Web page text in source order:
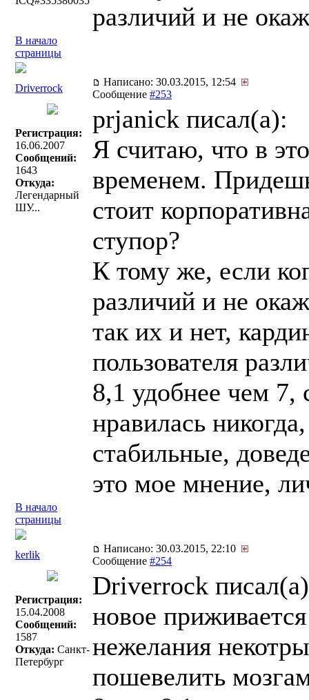
различий и не
В начало
страницы
Driverrock
Написано: 30.03.2015, 12:54
Сообщение #253
Регистрация:
16.06.2007
Сообщений:
1643
Откуда:
Легендарный
ШУ...
prjanick писал(a):
Я считаю, что в
временем.
стоит
ступор?
К тому же, если
различий и не
так их и нет,
пользователя
8,1 удобнее чем 7,
нравилась
стабильные,
это мое мнение,
В начало
страницы
kerlik
Написано: 30.03.2015, 22:10
Сообщение #254
Регистрация:
15.04.2008
Сообщений:
1587
Откуда: Санкт-
Петербург
Driverrock
новое
нежелания
пошевелить